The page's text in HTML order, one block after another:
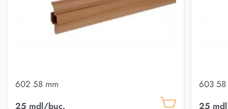
602 58 mm
25 mdl/buc.
603 58
25